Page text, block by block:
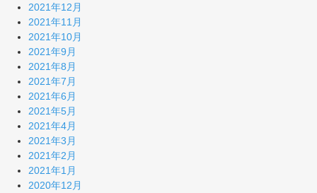
2021年12月
2021年11月
2021年10月
2021年9月
2021年8月
2021年7月
2021年6月
2021年5月
2021年4月
2021年3月
2021年2月
2021年1月
2020年12月